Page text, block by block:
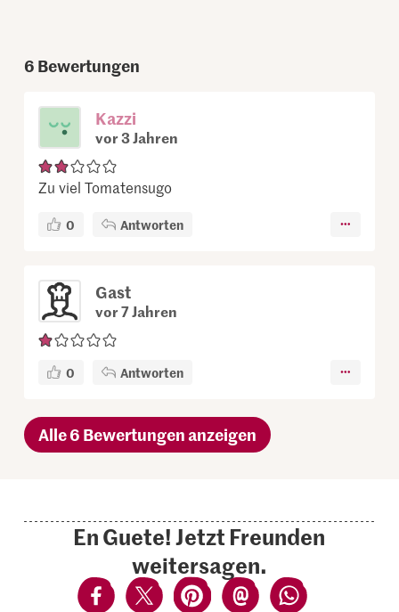
6 Bewertungen
Kazzi
vor 3 Jahren
Zu viel Tomatensugo
0 Antworten
Gast
vor 7 Jahren
0 Antworten
Alle 6 Bewertungen anzeigen
En Guete! Jetzt Freunden
weitersagen.